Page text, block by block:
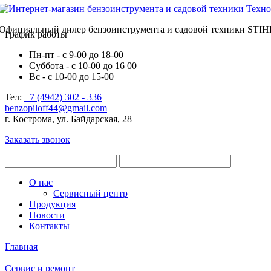
дилер бензоинструмента и садовой техники
График работы
Пн-пт - с 9-00 до 18-00
Суббота - с 10-00 до 16 00
Вс - с 10-00 до 15-00
Тел: +7 (4942) 302 - 336
benzopiloff44@gmail.com
г. Кострома, ул. Байдарская, 28
Заказать звонок
О нас
Сервисный центр
Продукция
Новости
Контакты
Главная
Сервис и ремонт